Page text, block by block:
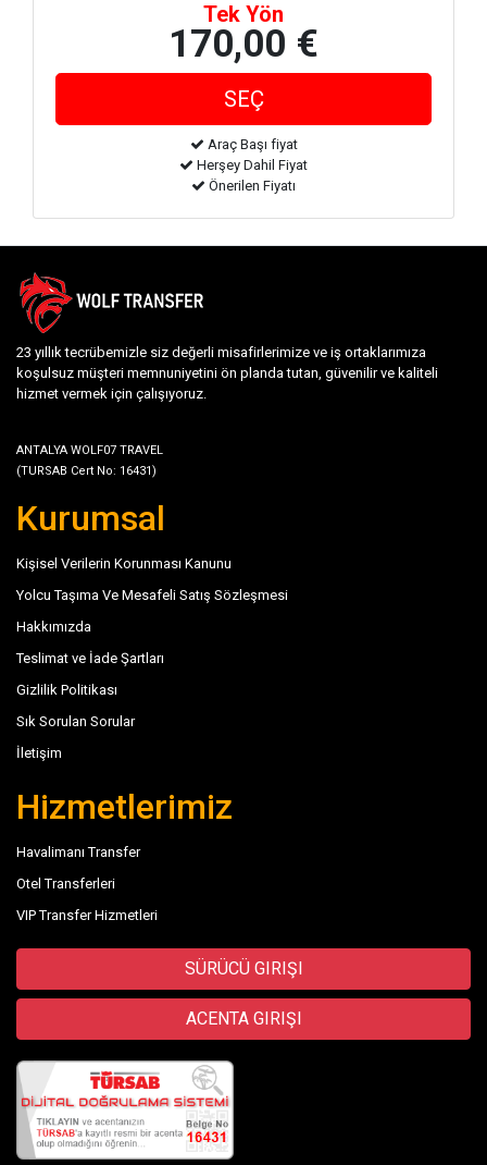
Tek Yön
170,00 €
Araç Başı fiyat
Herşey Dahil Fiyat
Önerilen Fiyatı
23 yıllık tecrübemizle siz değerli misafirlerimize ve iş ortaklarımıza
koşulsuz müşteri memnuniyetini ön planda tutan, güvenilir ve kaliteli
hizmet vermek için çalışıyoruz.
ANTALYA WOLF07 TRAVEL
(TURSAB Cert No: 16431)
Kurumsal
Kişisel Verilerin Korunması Kanunu
Yolcu Taşıma Ve Mesafeli Satış Sözleşmesi
Hakkımızda
Teslimat ve İade Şartları
Gizlilik Politikası
Sık Sorulan Sorular
İletişim
Hizmetlerimiz
Havalimanı Transfer
Otel Transferleri
VIP Transfer Hizmetleri
SÜRÜCÜ GIRIŞI
ACENTA GIRIŞI